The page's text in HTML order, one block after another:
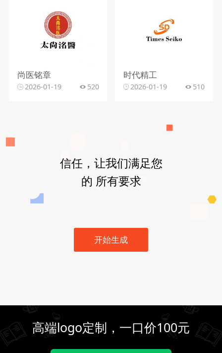
尚医铭章
2026-01-19 520
时代精工
2026-01-19 510
信任，让我们满足您
的 所有要求
开始生成
高端logo定制，一口价100元